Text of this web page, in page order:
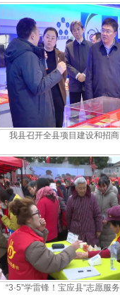
我县召开全县项目建设和招
“3·5”学雷锋！宝应县“志愿服